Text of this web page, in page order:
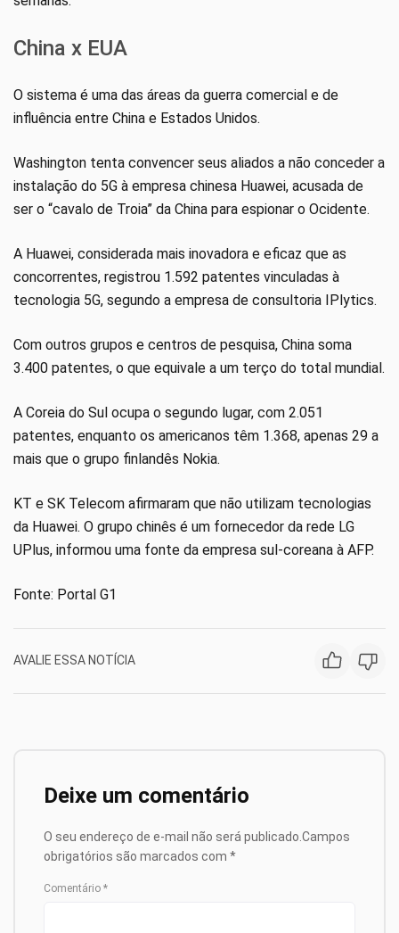
China x EUA
O sistema é uma das áreas da guerra comercial e de
influência entre China e Estados Unidos.
Washington tenta convencer seus aliados a não conceder a
instalação do 5G à empresa chinesa Huawei, acusada de
ser o “cavalo de Troia” da China para espionar o Ocidente.
A Huawei, considerada mais inovadora e eficaz que as
concorrentes, registrou 1.592 patentes vinculadas à
tecnologia 5G, segundo a empresa de consultoria IPlytics.
Com outros grupos e centros de pesquisa, China soma
3.400 patentes, o que equivale a um terço do total mundial.
A Coreia do Sul ocupa o segundo lugar, com 2.051
patentes, enquanto os americanos têm 1.368, apenas 29 a
mais que o grupo finlandês Nokia.
KT e SK Telecom afirmaram que não utilizam tecnologias
da Huawei. O grupo chinês é um fornecedor da rede LG
UPlus, informou uma fonte da empresa sul-coreana à AFP.
Fonte: Portal G1
AVALIE ESSA NOTÍCIA
Deixe um comentário
O seu endereço de e-mail não será publicado. Campos
obrigatórios são marcados com *
Comentário *